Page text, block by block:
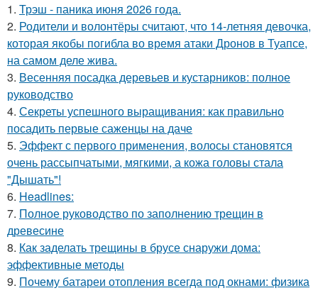
1. Трэш - паника июня 2026 года.
2. Родители и волонтёры считают, что 14-летняя девочка,
которая якобы погибла во время атаки Дронов в Туапсе,
на самом деле жива.
3. Весенняя посадка деревьев и кустарников: полное
руководство
4. Секреты успешного выращивания: как правильно
посадить первые саженцы на даче
5. Эффект с первого применения, волосы становятся
очень рассыпчатыми, мягкими, а кожа головы стала
"Дышать"!
6. Headlines:
7. Полное руководство по заполнению трещин в
древесине
8. Как заделать трещины в брусе снаружи дома:
эффективные методы
9. Почему батареи отопления всегда под окнами: физика